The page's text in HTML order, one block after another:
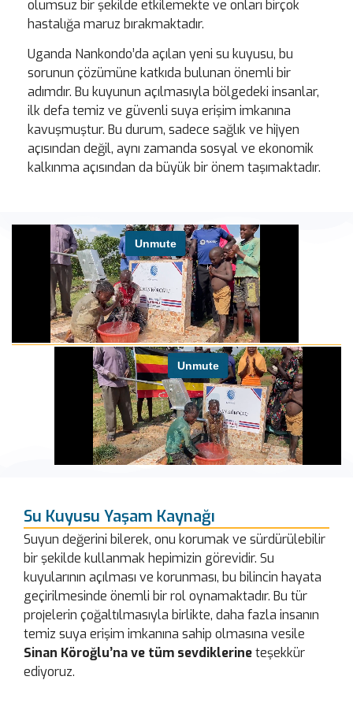
olumsuz bir şekilde etkilemekte ve onları birçok
hastalığa maruz bırakmaktadır.
Uganda Nankondo’da açılan yeni su kuyusu, bu
sorunun çözümüne katkıda bulunan önemli bir
adımdır. Bu kuyunun açılmasıyla bölgedeki insanlar,
ilk defa temiz ve güvenli suya erişim imkanına
kavuşmuştur. Bu durum, sadece sağlık ve hijyen
açısından değil, aynı zamanda sosyal ve ekonomik
kalkınma açısından da büyük bir önem taşımaktadır.
Su Kuyusu Yaşam Kaynağı
Suyun değerini bilerek, onu korumak ve sürdürülebilir
bir şekilde kullanmak hepimizin görevidir. Su
kuyularının açılması ve korunması, bu bilincin hayata
geçirilmesinde önemli bir rol oynamaktadır. Bu tür
projelerin çoğaltılmasıyla birlikte, daha fazla insanın
temiz suya erişim imkanına sahip olmasına vesile
Sinan Köroğlu’na ve tüm sevdiklerineteşekkür
ediyoruz.